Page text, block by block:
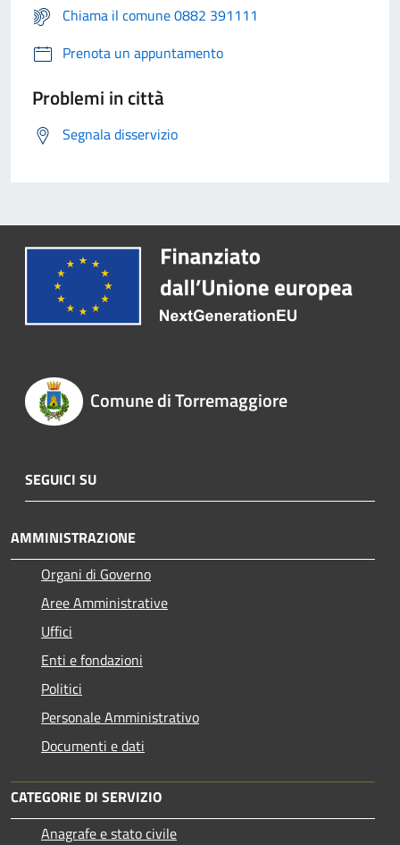
Chiama il comune 0882 391111
Prenota un appuntamento
Problemi in città
Segnala disservizio
Comune di Torremaggiore
SEGUICI SU
AMMINISTRAZIONE
Organi di Governo
Aree Amministrative
Uffici
Enti e fondazioni
Politici
Personale Amministrativo
Documenti e dati
CATEGORIE DI SERVIZIO
Anagrafe e stato civile